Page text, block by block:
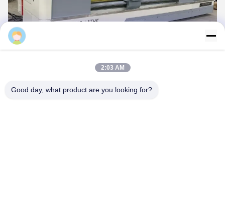
2:03 AM
Good day, what product are you looking for?